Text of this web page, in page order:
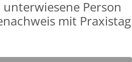
Person
mit Praxistag